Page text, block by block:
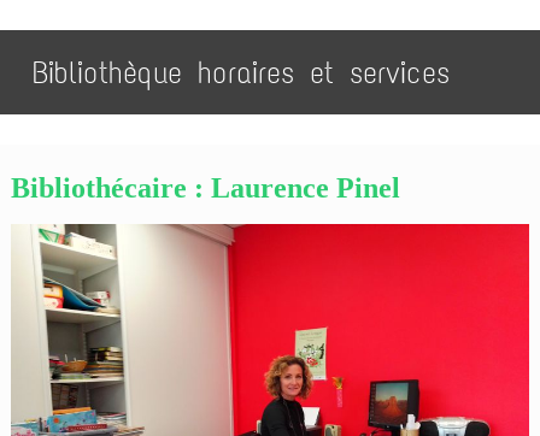
Bibliothèque horaires et services
Bibliothécaire : Laurence Pinel